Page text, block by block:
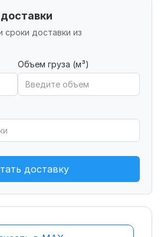
сроки доставки из
Объем груза (м³)
доставку